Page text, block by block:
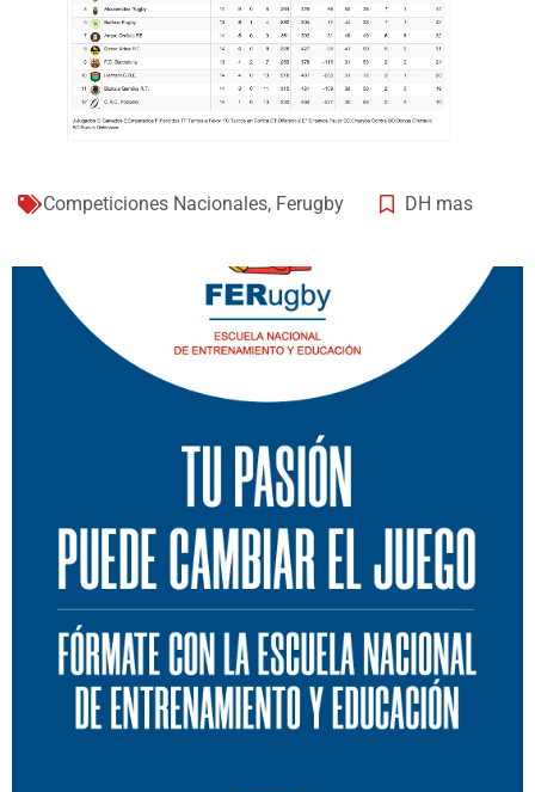
Competiciones Nacionales, Ferugby DH mas